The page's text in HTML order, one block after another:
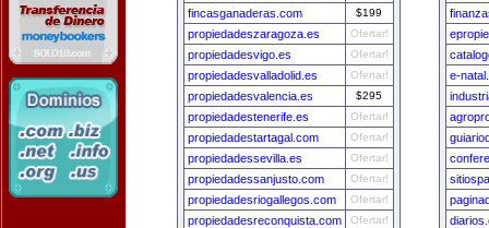
fincasganaderas.com $199
propiedadeszaragoza.es Ofertar!
propiedadesvigo.es Ofertar!
propiedadesvalladolid.es Ofertar!
propiedadesvalencia.es $295
propiedadestenerife.es Ofertar!
propiedadestartagal.com Ofertar!
propiedadessevilla.es Ofertar!
propiedadessanjusto.com Ofertar!
propiedadesriogallegos.com Ofertar!
propiedadesreconquista.com Ofertar!
e-